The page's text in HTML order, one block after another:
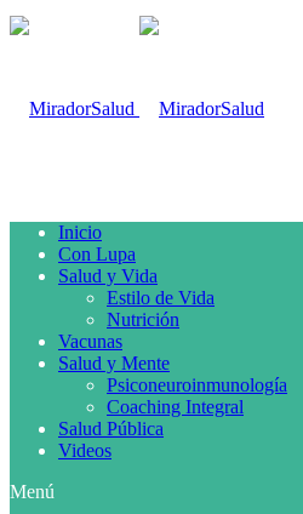
Inicio
Con Lupa
Salud y Vida
Estilo de Vida
Nutrición
Vacunas
Salud y Mente
Psiconeuroinmunología
Coaching Integral
Salud Pública
Videos
Menú